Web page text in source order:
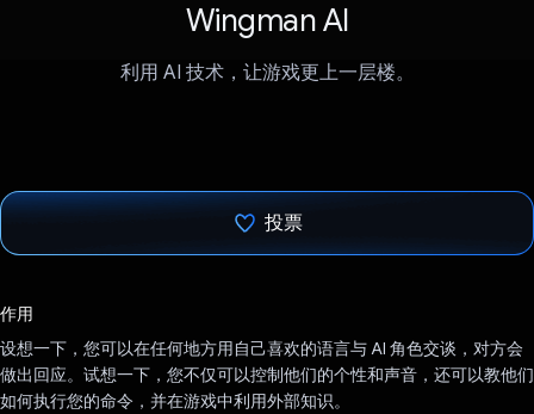
Wingman AI
利用 AI 技术，让游戏更上一层楼。
投票
作用
设想一下，您可以在任何地方用自己喜欢的语言与 AI 角色交谈，对方会
做出回应。试想一下，您不仅可以控制他们的个性和声音，还可以教他们
如何执行您的命令，并在游戏中利用外部知识。